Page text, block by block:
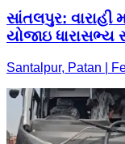
સાંતલપુર: વારાહી
યોજાઇ
Santalpur, Patan |